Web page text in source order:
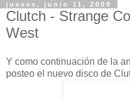
jueves, junio 11, 2009
Clutch - Strange
West
Y como continuación de la
posteo el nuevo disco de